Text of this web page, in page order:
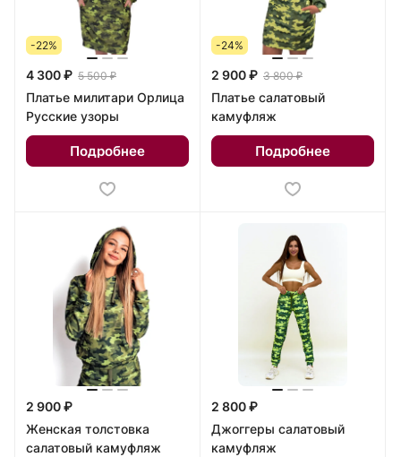
-22%
4 300 ₽ 5 500 ₽
Платье милитари Орлица
Русские узоры
Подробнее
-24%
2 900 ₽ 3 800 ₽
Платье салатовый
камуфляж
Подробнее
2 900 ₽
Женская толстовка
салатовый камуфляж
2 800 ₽
Джоггеры салатовый
камуфляж